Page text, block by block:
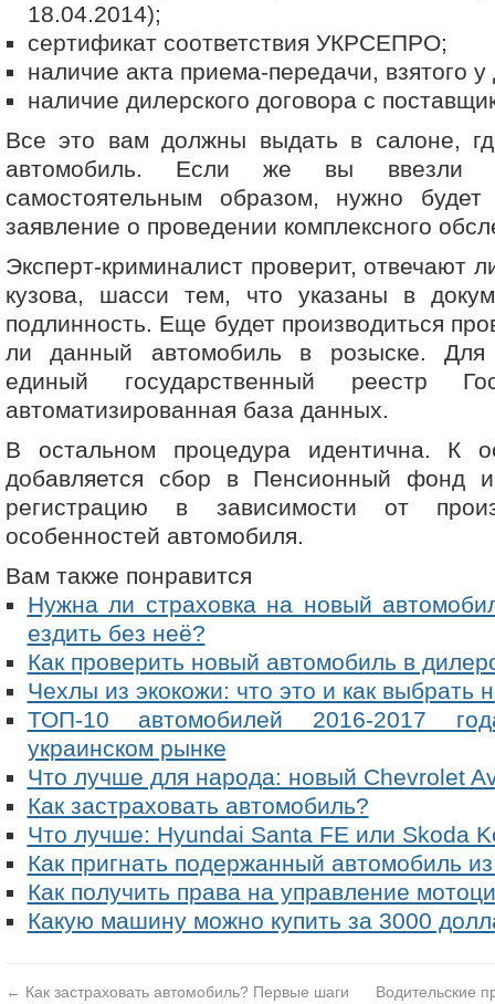
18.04.2014);
сертификат соответствия УКРСЕПРО;
наличие акта приема-передачи, взятого
наличие дилерского договора с
Все это вам должны выдать в салоне,
автомобиль. Если же вы ввезли
самостоятельным образом, нужно будет
заявление о проведении комплексного
Эксперт-криминалист проверит, отвечают
кузова, шасси тем, что указаны в
подлинность. Еще будет производиться
ли данный автомобиль в розыске. Для
единый государственный реестр
автоматизированная база данных.
В остальном процедура идентична. К
добавляется сбор в Пенсионный фонд
регистрацию в зависимости от
особенностей автомобиля.
Вам также понравится
Нужна ли страховка на новый
ездить без неё?
Как проверить новый автомобиль в
Чехлы из экокожи: что это и как выбрать
ТОП-10 автомобилей 2016-2017
украинском рынке
Что лучше для народа: новый Chevrolet
Как застраховать автомобиль?
Что лучше: Hyundai Santa FE или Skoda
Как пригнать подержанный автомобиль
Как получить права на управление
Какую машину можно купить за 3000
← Как застраховать автомобиль? Первые шаги
Водительские